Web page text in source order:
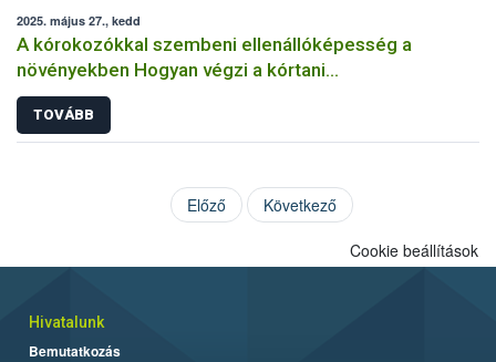
2025. május 27., kedd
A kórokozókkal szembeni ellenállóképesség a
növényekben Hogyan végzi a kórtani
rezisztenciavizsgálatokat a Nébih?
TOVÁBB
Előző Következő
Cookie beállítások
Hivatalunk
Bemutatkozás